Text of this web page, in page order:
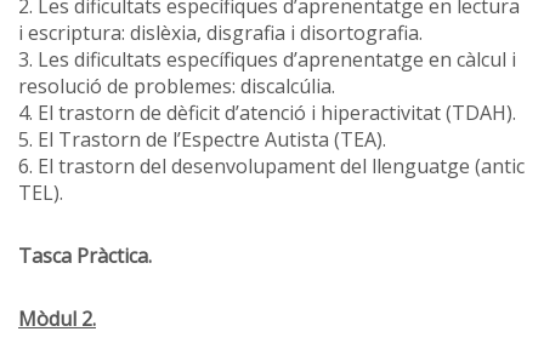
2. Les dificultats específiques d’aprenentatge en lectura
i escriptura: dislèxia, disgrafia i disortografia.
3. Les dificultats específiques d’aprenentatge en càlcul i
resolució de problemes: discalcúlia.
4. El trastorn de dèficit d’atenció i hiperactivitat (TDAH).
5. El Trastorn de l’Espectre Autista (TEA).
6. El trastorn del desenvolupament del llenguatge (antic
TEL).
Tasca Pràctica.
Mòdul 2.